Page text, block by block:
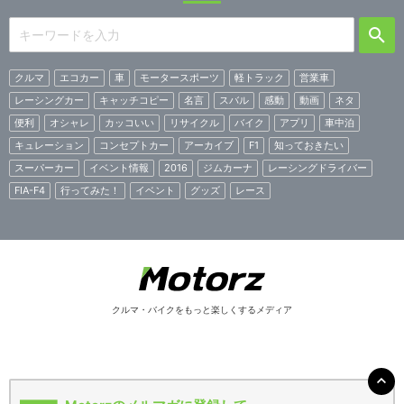
クルマ エコカー 車 モータースポーツ 軽トラック
営業車
レーシングカー
キャッチコピー 名言 スバル 感動 動画
ネタ
便利
オシャレ カッコいい リサイクル バイク アプリ
車中泊
キュレーション
コンセプトカー アーカイブ F1
知っておきたい
スーパーカー
イベント情報 2016 ジムカーナ
レーシングドライバー
FIA-F4
行ってみた！ イベント グッズ レース
クルマ・バイクをもっと楽しくするメディア